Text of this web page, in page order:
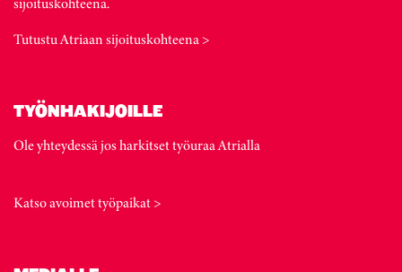
Tutustu Atriaan sijoituskohteena >
TYÖNHAKIJOILLE
Ole yhteydessä jos harkitset työuraa Atrialla
Katso avoimet työpaikat >